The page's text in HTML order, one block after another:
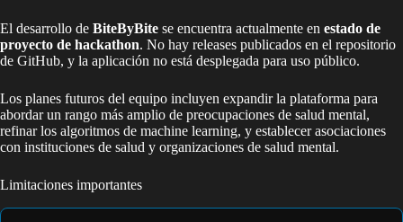
El desarrollo de BiteByBite se encuentra actualmente en estado de
proyecto de hackathon. No hay releases publicados en el repositorio
de GitHub, y la aplicación no está desplegada para uso público.
Los planes futuros del equipo incluyen expandir la plataforma para
abordar un rango más amplio de preocupaciones de salud mental,
refinar los algoritmos de machine learning, y establecer asociaciones
con instituciones de salud y organizaciones de salud mental.
Limitaciones importantes